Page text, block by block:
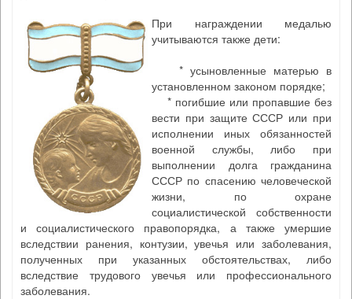
При награждении медалью
учитываются также дети:
* усыновленные матерью в
установленном законом порядке;
* погибшие или пропавшие без
вести при защите СССР или при
исполнении иных обязанностей
военной службы, либо при
выполнении долга гражданина
СССР по спасению человеческой
жизни, по охране
социалистической собственности
и социалистического правопорядка, а также умершие
вследствии ранения, контузии, увечья или заболевания,
полученных при указанных обстоятельствах, либо
вследствие трудового увечья или профессионального
заболевания.